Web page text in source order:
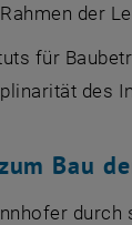
der
für
des
Bau